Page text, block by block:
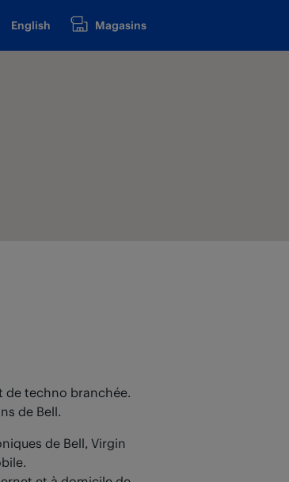
English Magasins
de techno branchée.
de Bell.
de Bell, Virgin